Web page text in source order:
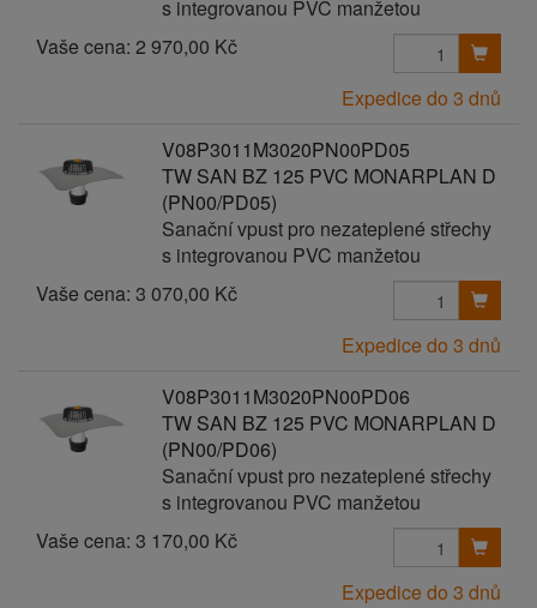
s integrovanou PVC manžetou
Vaše cena: 2 970,00 Kč
Expedice do 3 dnů
V08P3011M3020PN00PD05
TW SAN BZ 125 PVC MONARPLAN D
(PN00/PD05)
Sanační vpust pro nezateplené střechy
s integrovanou PVC manžetou
Vaše cena: 3 070,00 Kč
Expedice do 3 dnů
V08P3011M3020PN00PD06
TW SAN BZ 125 PVC MONARPLAN D
(PN00/PD06)
Sanační vpust pro nezateplené střechy
s integrovanou PVC manžetou
Vaše cena: 3 170,00 Kč
Expedice do 3 dnů